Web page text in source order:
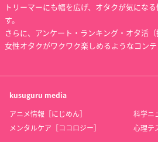
トリーマーにも幅を広げ、オタクが気にな
す。
さらに、アンケート・ランキング・オタ活（
女性オタクがワクワク楽しめるようなコンテ
kusuguru media
アニメ情報［にじめん］
科学ニ
メンタルケア［ココロジー］
心理テ